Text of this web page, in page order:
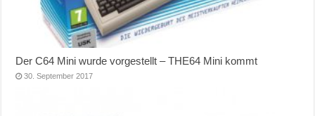
Der C64 Mini wurde vorgestellt – THE64 Mini kommt
30. September 2017